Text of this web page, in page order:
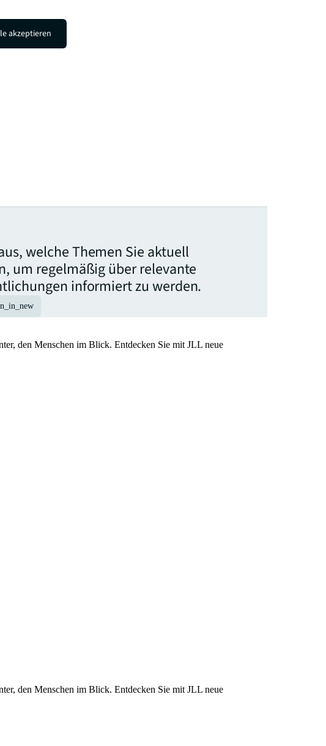
welche Themen Sie aktuell
um regelmäßig über relevante
informiert zu werden.
den Menschen im Blick. Entdecken Sie mit JLL neue
den Menschen im Blick. Entdecken Sie mit JLL neue
akzeptieren